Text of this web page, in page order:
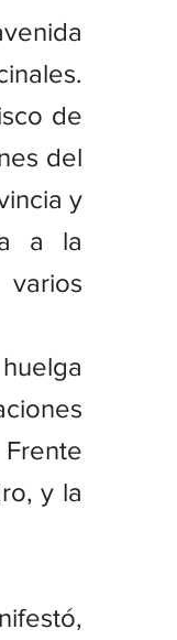
de
del
y
a la
y la